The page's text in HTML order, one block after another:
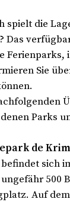
spielt die
Das
Ferienparks,
Sie
Parks
de
sich
500
Auf